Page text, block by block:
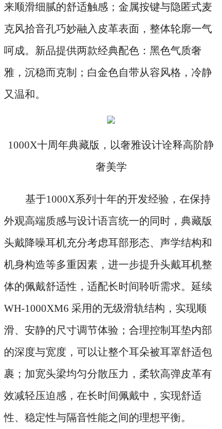
来顺滑细腻的舒适触感；金属按键与隐匿式麦
克风拾音孔巧妙融入皮革表面，整体轮廓一气
呵成。新品提供两款经典配色：黑色气质奢
雅，沉稳而克制；白金色自带从容风格，冷静
又温和。
1000X十周年典藏版，以奢雅设计诠释高阶静
奢美学
基于1000X系列十年的开发经验，在保持
外观高端质感与设计语言统一的同时，典藏版
头戴降噪耳机充分考虑耳部形态、声学结构和
机身构造等多重因素，进一步提升头戴耳机整
体的佩戴舒适性，适配长时间聆听需求。延续
WH-1000XM6 采用的无级滑轨结构，实现顺
滑、安静的尺寸调节体验；合理控制耳垫内部
的深度与宽度，可以让整个耳朵被耳罩舒适包
裹；加宽头梁均匀分散压力，柔软高弹皮革有
效减轻压迫感，在长时间佩戴中，实现舒适
性、稳定性与隔音性能之间的理想平衡。